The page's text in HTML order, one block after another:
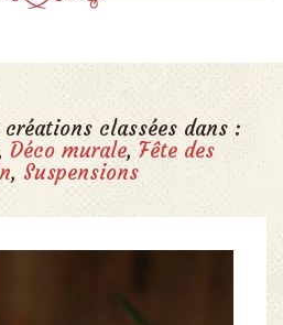
classées dans :
Déco murale,Fête des
, Suspensions